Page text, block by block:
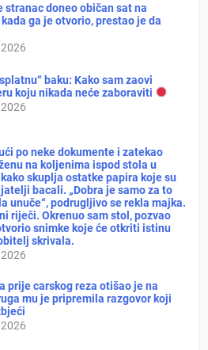
stranac doneo običan sat na
ga je otvorio, prestao je da
baku: Kako sam zaovi
koju nikada neće zaboraviti
po neke dokumente i zatekao
na koljenima ispod stola u
skuplja ostatke papira koje su
bacali. „Dobra je samo za to
unuče“, podrugljivo se rekla majka.
riječi. Okrenuo sam stol, pozvao
snimke koje će otkriti istinu
skrivala.
prije carskog reza otišao je na
mu je pripremila razgovor koji